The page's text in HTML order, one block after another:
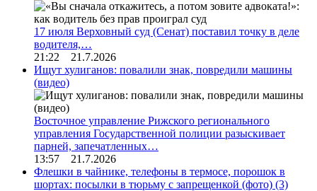
17 июля Верховный суд (Сенат) поставил точку в деле
водителя,…
21:22 21.7.2026
Ищут хулиганов: повалили знак, повредили машины
(видео)
Восточное управление Рижского регионального
управления Государственной полиции разыскивает
парней, запечатленных…
13:57 21.7.2026
Флешки в чайнике, телефоны в термосе, порошок в
шортах: посылки в тюрьму с запрещенкой (фото) (3)